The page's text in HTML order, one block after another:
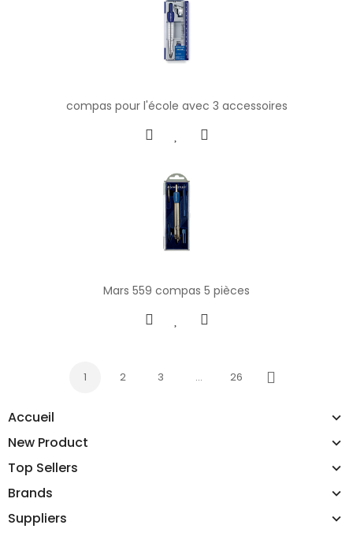
Accueil
New Product
Top Sellers
Brands
Suppliers
compas pour l'école avec 3 accessoires
Mars 559 compas 5 pièces
1 2 3 … 26
Next